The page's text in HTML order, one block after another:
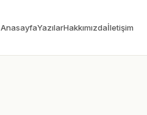
AnasayfaYazılarHakkımızdaİletişim